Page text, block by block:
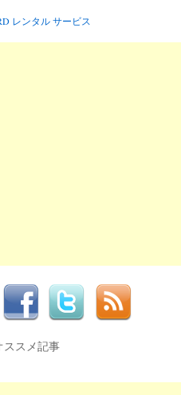
レンタル サービス
ススメ記事